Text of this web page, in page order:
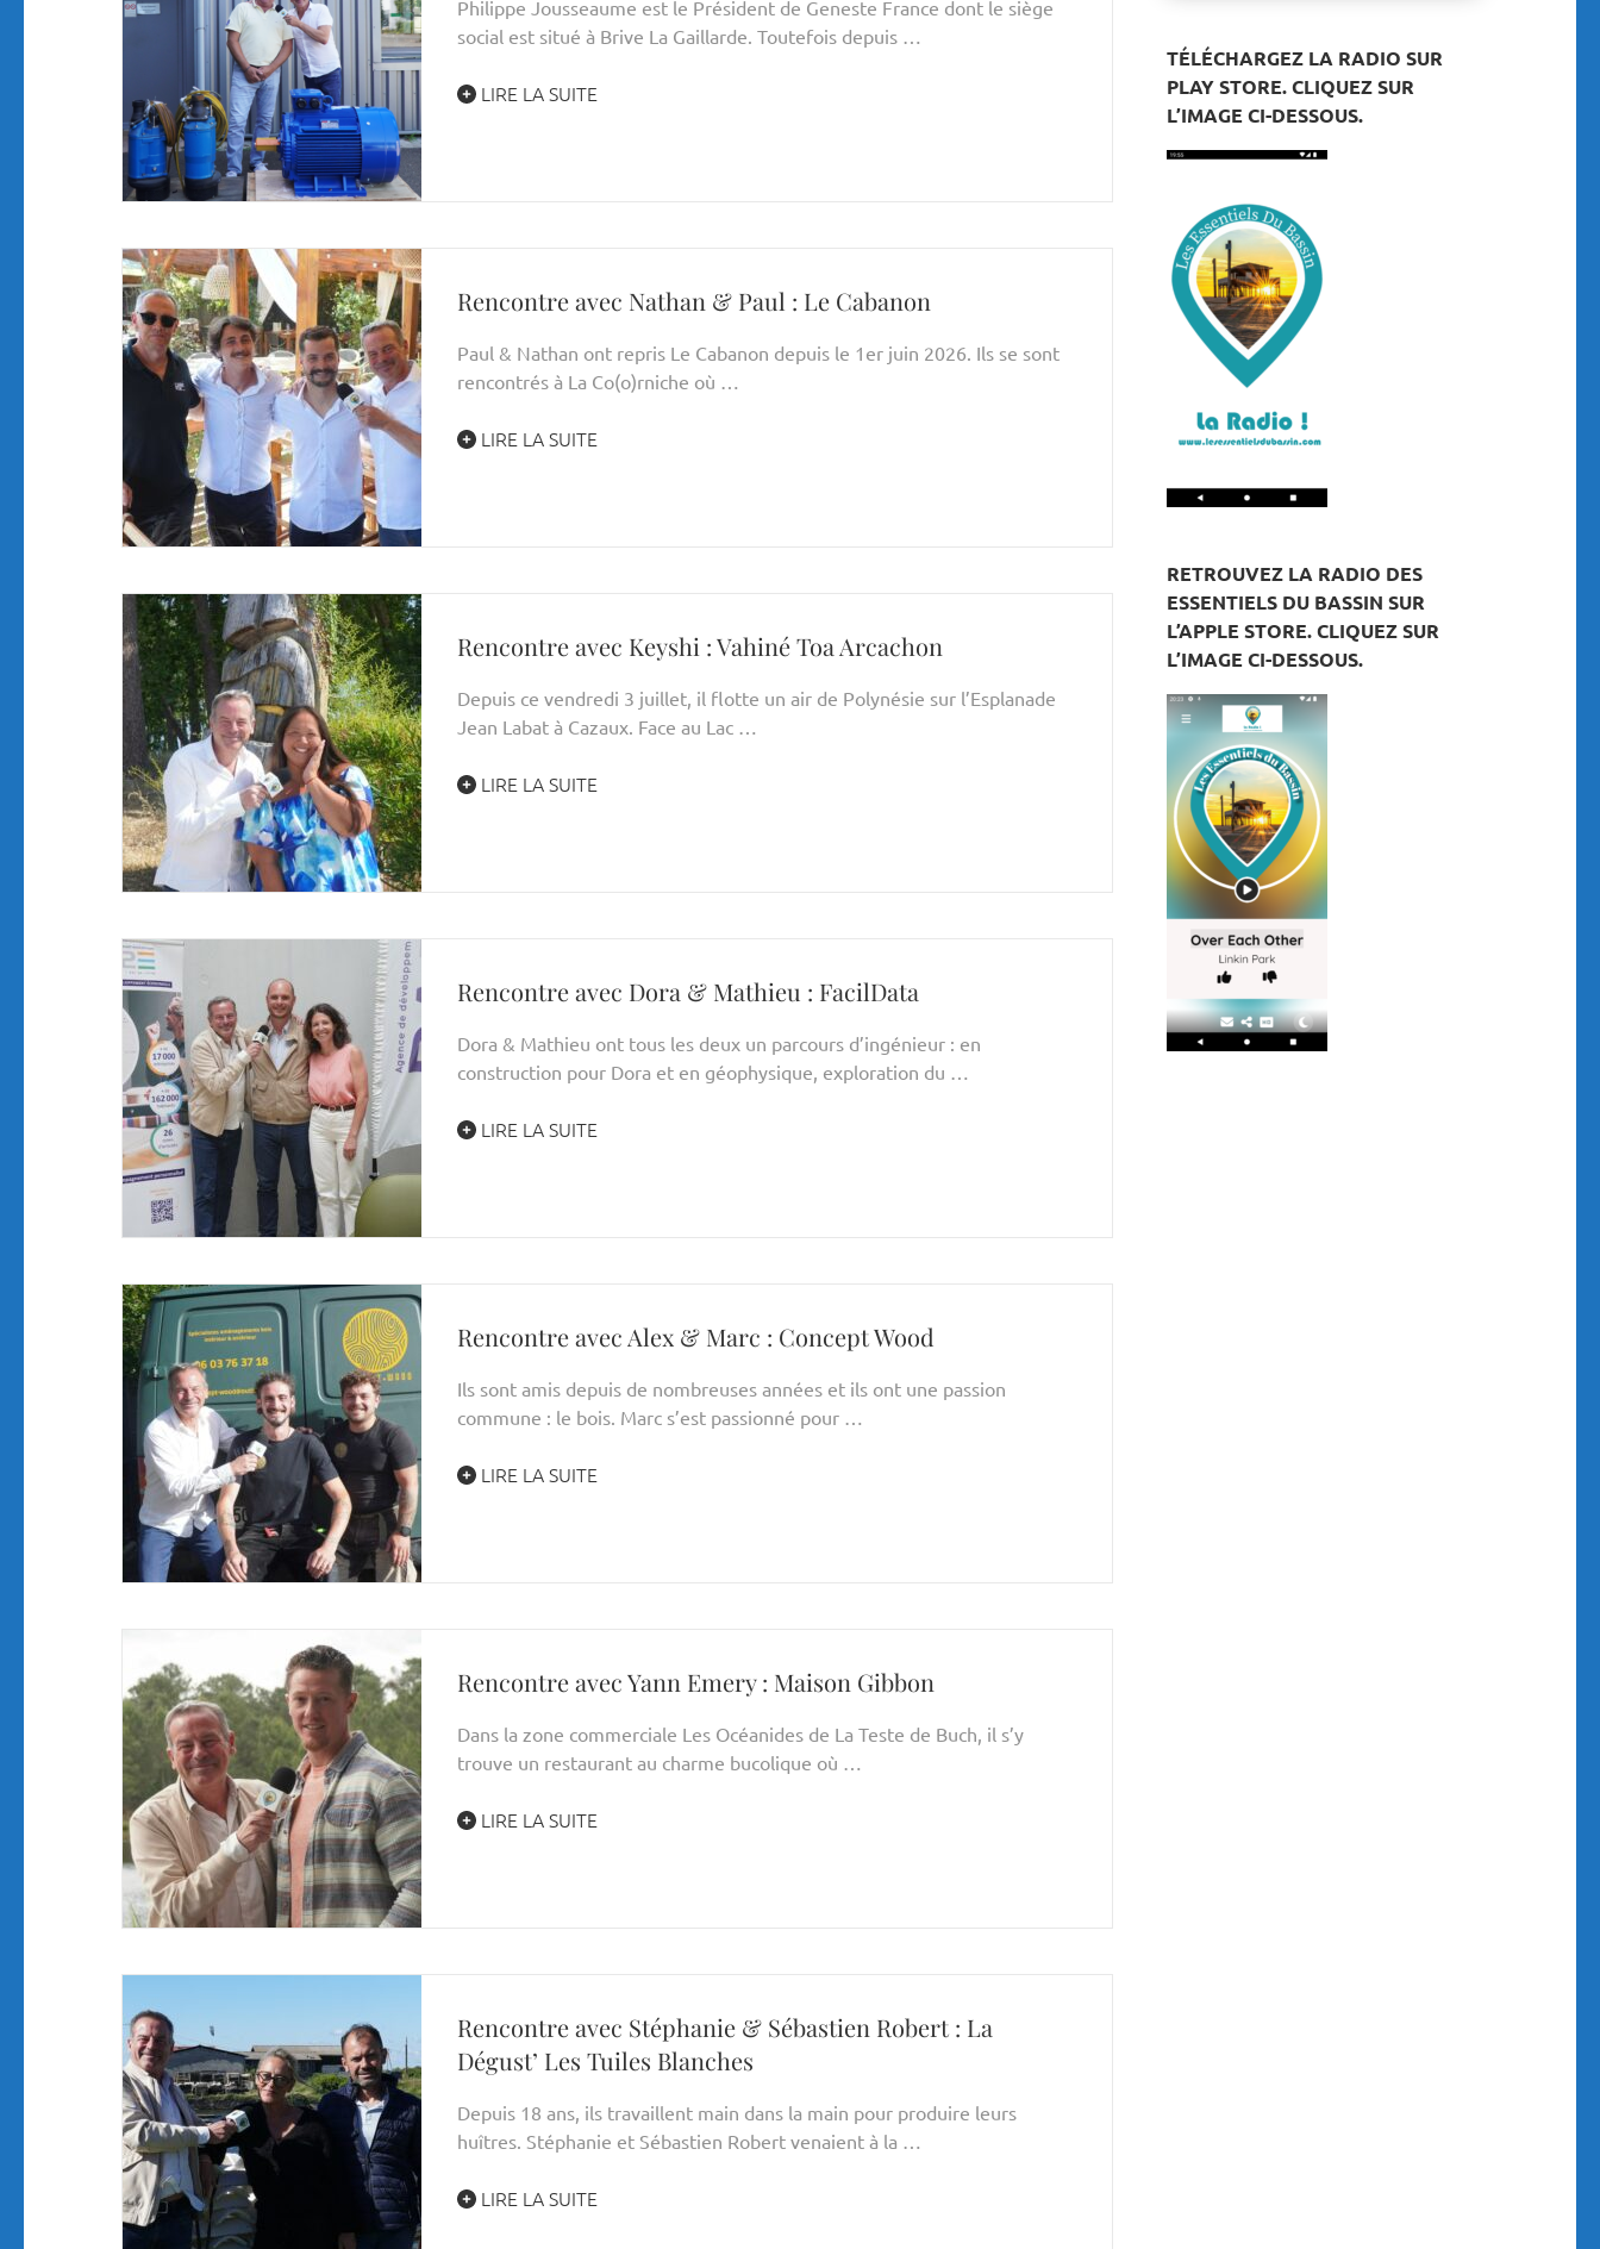
Philippe Jousseaume est le Président de Geneste France dont le siège
social est situé à Brive La Gaillarde. Toutefois depuis …
LIRE LA SUITE
Rencontre avec Nathan & Paul : Le Cabanon
Paul & Nathan ont repris Le Cabanon depuis le 1er juin 2026. Ils se sont
rencontrés à La Co(o)rniche où …
LIRE LA SUITE
Rencontre avec Keyshi : Vahiné Toa Arcachon
Depuis ce vendredi 3 juillet, il flotte un air de Polynésie sur l’Esplanade
Jean Labat à Cazaux. Face au Lac …
LIRE LA SUITE
Rencontre avec Dora & Mathieu : FacilData
Dora & Mathieu ont tous les deux un parcours d’ingénieur : en
construction pour Dora et en géophysique, exploration du …
LIRE LA SUITE
Rencontre avec Alex & Marc : Concept Wood
Ils sont amis depuis de nombreuses années et ils ont une passion
commune : le bois. Marc s’est passionné pour …
LIRE LA SUITE
Rencontre avec Yann Emery : Maison Gibbon
Dans la zone commerciale Les Océanides de La Teste de Buch, il s’y
trouve un restaurant au charme bucolique où …
LIRE LA SUITE
Rencontre avec Stéphanie & Sébastien Robert : La
Dégust’ Les Tuiles Blanches
Depuis 18 ans, ils travaillent main dans la main pour produire leurs
huîtres. Stéphanie et Sébastien Robert venaient à la …
LIRE LA SUITE
TÉLÉCHARGEZ LA RADIO SUR
PLAY STORE. CLIQUEZ SUR
L’IMAGE CI-DESSOUS.
RETROUVEZ LA RADIO DES
ESSENTIELS DU BASSIN SUR
L’APPLE STORE. CLIQUEZ SUR
L’IMAGE CI-DESSOUS.